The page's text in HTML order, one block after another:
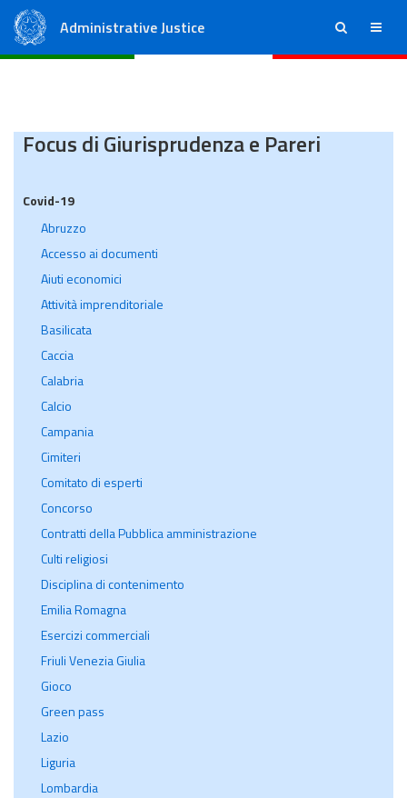
Administrative Justice ricerca menu
Focus di Giurisprudenza e Pareri
Covid-19
Abruzzo
Accesso ai documenti
Aiuti economici
Attività imprenditoriale
Basilicata
Caccia
Calabria
Calcio
Campania
Cimiteri
Comitato di esperti
Concorso
Contratti della Pubblica amministrazione
Culti religiosi
Disciplina di contenimento
Emilia Romagna
Esercizi commerciali
Friuli Venezia Giulia
Gioco
Green pass
Lazio
Liguria
Lombardia